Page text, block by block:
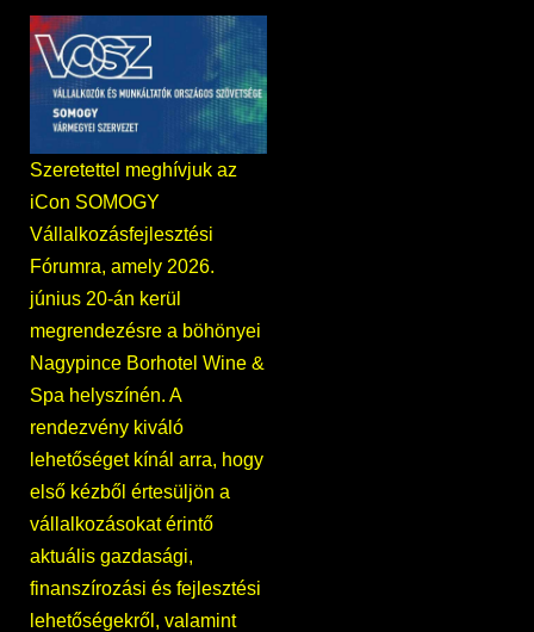
Szeretettel meghívjuk az
iCon SOMOGY
Vállalkozásfejlesztési
Fórumra, amely 2026.
június 20-án kerül
megrendezésre a böhönyei
Nagypince Borhotel Wine &
Spa helyszínén. A
rendezvény kiváló
lehetőséget kínál arra, hogy
első kézből értesüljön a
vállalkozásokat érintő
aktuális gazdasági,
finanszírozási és fejlesztési
lehetőségekről, valamint